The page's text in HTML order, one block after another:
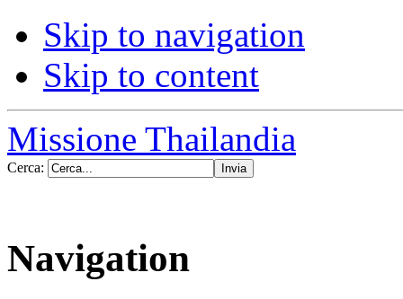
Skip to navigation
Skip to content
Missione Thailandia
Cerca:
Navigation